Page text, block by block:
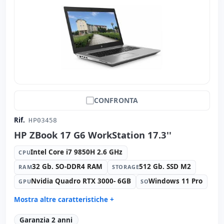
CONFRONTA
Rif. HP03458
HP ZBook 17 G6 WorkStation 17.3''
CPUIntel Core i7 9850H 2.6 GHz
RAM32 Gb. SO-DDR4 RAM STORAGE512 Gb. SSD M2
GPUNvidia Quadro RTX 3000- 6GB SOWindows 11 Pro
Mostra altre caratteristiche +
Suono: Bang & Olufsen audio
Garanzia 2 anni